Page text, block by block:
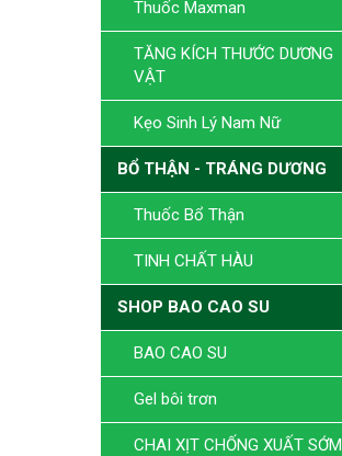
Thuốc Maxman
TĂNG KÍCH THƯỚC DƯƠNG
VẬT
Kẹo Sinh Lý Nam Nữ
BỔ THẬN - TRÁNG DƯƠNG
Thuốc Bổ Thận
TINH CHẤT HÀU
SHOP BAO CAO SU
BAO CAO SU
Gel bôi trơn
CHAI XỊT CHỐNG XUẤT SỚM